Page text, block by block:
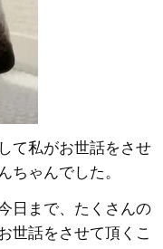
て私がお世話をさせ
ちゃんでした。
日まで、たくさんの
世話をさせて頂くこ